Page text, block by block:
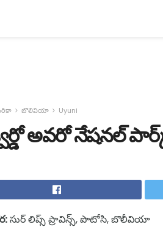
బొలివియా Uyuni
అవరో నేషనల్
సుర్ లిప్స్ ప్రావిన్స్, పొటోసి, బొలీవియా